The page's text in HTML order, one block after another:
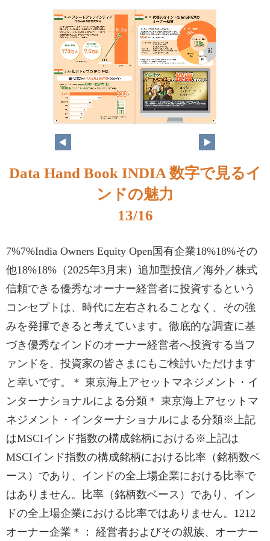
Data Hand Book INDIA 数字で見るイ
ンドの魅力
13/16
7%7%India Owners Equity Open国有企業18%18%その
他18%18%（2025年3月末）追加型投信／海外／株式
信頼できる優秀なオーナー経営者に投資するという
コンセプトは、時代に左右されることなく、その強
みを発揮できると考えています。徹底的な調査に基
づき優秀なインドのオーナー経営者へ投資する当フ
ァンドを、投資家の皆さまにもご検討いただけます
と幸いです。＊ 東京海上アセットマネジメント・イ
ンターナショナルによる分類＊ 東京海上アセットマ
ネジメント・インターナショナルによる分類※上記
はMSCIインド指数の構成銘柄における※上記は
MSCIインド指数の構成銘柄における比率（銘柄数ベ
ース）であり、インドの全上場企業における比率で
はありません。比率（銘柄数ベース）であり、イン
ドの全上場企業における比率ではありません。1212
オーナー企業＊： 経営者およびその親族、オーナー